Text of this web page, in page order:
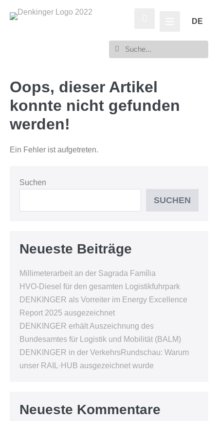
DE
Oops, dieser Artikel
konnte nicht gefunden
werden!
Ein Fehler ist aufgetreten.
Suchen
SUCHEN
Neueste Beiträge
Millimeterarbeit an der Sagrada Família
HVO-Diesel für den gesamten Logistikfuhrpark
DENKINGER als Vorreiter im Energy Excellence
Report 2025 ausgezeichnet
DENKINGER erhält Auszeichnung des
Bundesamtes für Logistik und Mobilität (BALM)
DENKINGER in der VerkehrsRundschau: Warum
unser RAIL·HUB ausgezeichnet wurde
Neueste Kommentare